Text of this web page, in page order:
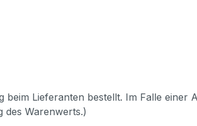
Lieferanten bestellt. Im Falle einer
des Warenwerts.)